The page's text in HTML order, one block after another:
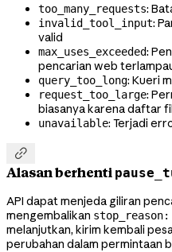
too_many_requests:
invalid_tool_input:
valid
max_uses_exceeded:
pencarian web
query_too_long: Kueri
request_too_large:
biasanya karena daftar
unavailable: Terjadi

Alasan berhenti
API dapat menjeda giliran
mengembalikan
melanjutkan, kirim kembali
perubahan dalam permintaan